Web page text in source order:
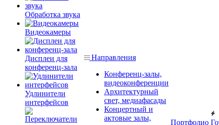
Обработка звука
Видеокамеры
Дисплеи для
конференц-зала
Удлинители
интерфейсов
Направления
Конференц-залы,
видеоконференции
Архитектурный
свет, медиафасады
Концертный и
актовые залы,
Портфолио